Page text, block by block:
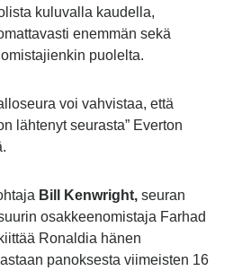
kuluvalla kaudella,
enemmän sekä
puolelta.
voi vahvistaa, että
lähtenyt seurasta” Everton
Bill Kenwright, seuran
osakkeenomistaja Farhad
Ronaldia hänen
panoksesta viimeisten 16